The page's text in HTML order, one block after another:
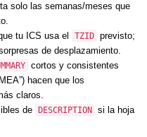
solo las semanas/meses que
tu ICS usa el TZID previsto;
de desplazamiento.
cortos y consistentes
hacen que los
claros.
de DESCRIPTION
si la hoja